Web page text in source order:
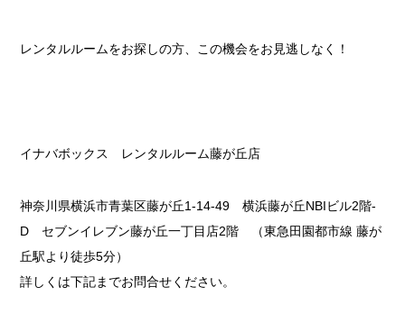
レンタルルームをお探しの方、この機会をお見逃しなく！
イナバボックス レンタルルーム藤が丘店
神奈川県横浜市青葉区藤が丘1-14-49 横浜藤が丘NBIビル2階-
D セブンイレブン藤が丘一丁目店2階 （東急田園都市線 藤が
丘駅より徒歩5分）
詳しくは下記までお問合せください。